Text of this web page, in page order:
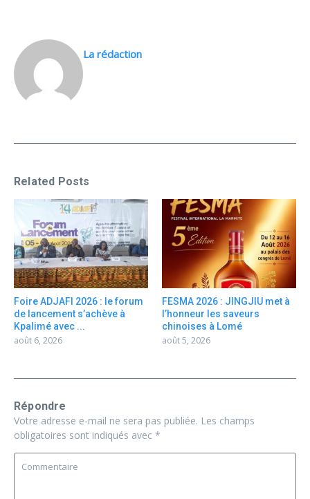
La rédaction
Related Posts
Foire ADJAFI 2026 : le forum
de lancement s’achève à
Kpalimé avec ...
août 6, 2026
FESMA 2026 : JINGJIU met à
l’honneur les saveurs
chinoises à Lomé
août 5, 2026
Répondre
Votre adresse e-mail ne sera pas publiée. Les champs
obligatoires sont indiqués avec *